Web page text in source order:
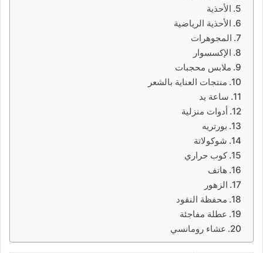
الأحذية
الأحذية الرياضية
المجوهرات
الإكسسوار
ملابس محجبات
منتجات العناية بالشعر
ساعة يد
أدوات منزلية
بورتريه
شوكولاتة
كوب حراري
هاتف
الزهور
محفظة النقود
عطلة مفاجئة
عشاء رومانسي